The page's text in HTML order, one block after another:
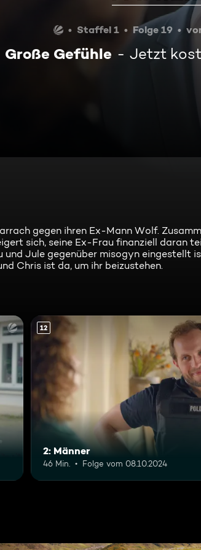
Staffel 1 Folge 19
Große Gefühle Jetzt
gegen ihren Ex-Mann Wolf.
sich, seine Ex-Frau finanziell daran
Jule gegenüber misogyn eingestellt
Chris ist da, um ihr beizustehen.
12
2: Männer
46 Min. Folge vom 08.10.2024